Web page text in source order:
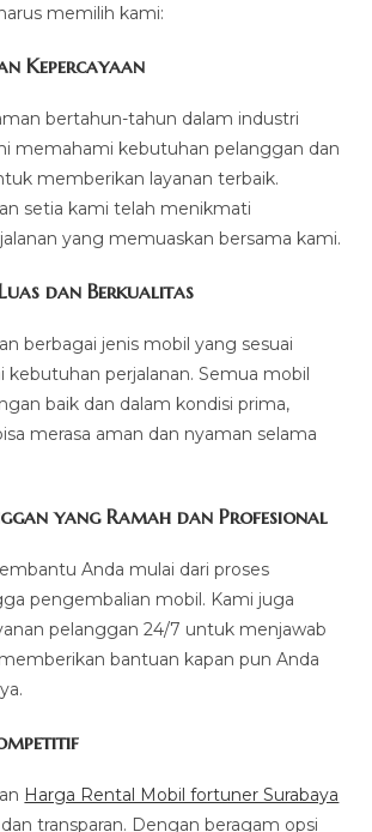
memilih kami:
Kepercayaan
bertahun-tahun dalam industri
memahami kebutuhan pelanggan dan
memberikan layanan terbaik.
setia kami telah menikmati
yang memuaskan bersama kami.
dan Berkualitas
berbagai jenis mobil yang sesuai
kebutuhan perjalanan. Semua mobil
baik dan dalam kondisi prima,
merasa aman dan nyaman selama
yang Ramah dan Profesional
Anda mulai dari proses
pengembalian mobil. Kami juga
pelanggan 24/7 untuk menjawab
bantuan kapan pun Anda
Harga Rental Mobil fortuner Surabaya
transparan. Dengan beragam opsi